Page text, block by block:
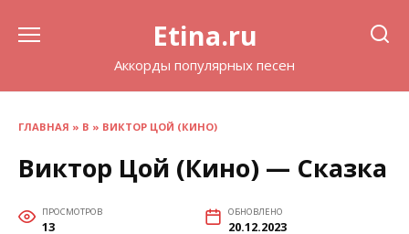
Etina.ru
Аккорды популярных песен
ГЛАВНАЯ » В » ВИКТОР ЦОЙ (КИНО)
Виктор Цой (Кино) — Сказка
ПРОСМОТРОВ
13
ОБНОВЛЕНО
20.12.2023